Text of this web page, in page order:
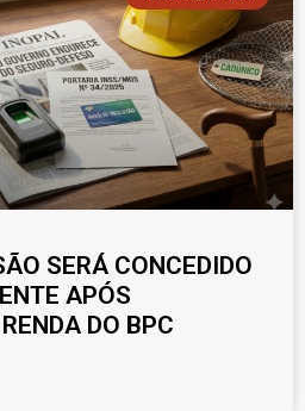
SERÁ CONCEDIDO
APÓS
DO BPC